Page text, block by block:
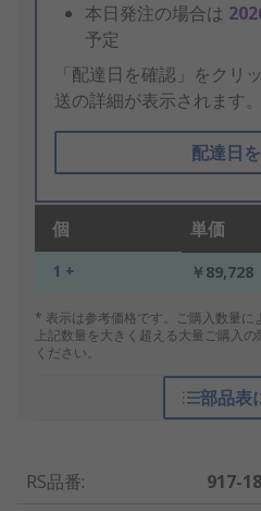
本日発注の場合は
予定
「配達日を確認」をクリ
送の詳細が表示されます。
配達日
個 単価
1 + ￥89,728
* 表示は参考価格です。ご購入数量に
上記数量を大きく超える大量ご購入
ください。
部品表
RS品番:
917-